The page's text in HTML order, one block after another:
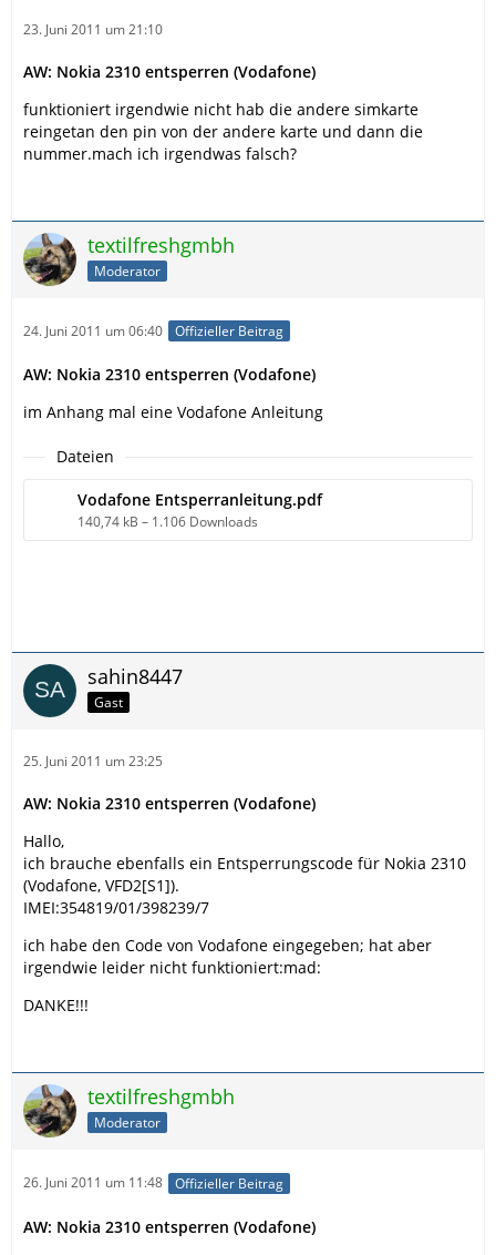
23. Juni 2011 um 21:10
AW: Nokia 2310 entsperren (Vodafone)
funktioniert irgendwie nicht hab die andere simkarte
reingetan den pin von der andere karte und dann die
nummer.mach ich irgendwas falsch?
textilfreshgmbh
Moderator
24. Juni 2011 um 06:40 Offizieller Beitrag
AW: Nokia 2310 entsperren (Vodafone)
im Anhang mal eine Vodafone Anleitung
Dateien
Vodafone Entsperranleitung.pdf
140,74 kB – 1.106 Downloads
sahin8447
Gast
25. Juni 2011 um 23:25
AW: Nokia 2310 entsperren (Vodafone)
Hallo,
ich brauche ebenfalls ein Entsperrungscode für Nokia 2310
(Vodafone, VFD2[S1]).
IMEI:354819/01/398239/7
ich habe den Code von Vodafone eingegeben; hat aber
irgendwie leider nicht funktioniert:mad:
DANKE!!!
textilfreshgmbh
Moderator
26. Juni 2011 um 11:48 Offizieller Beitrag
AW: Nokia 2310 entsperren (Vodafone)